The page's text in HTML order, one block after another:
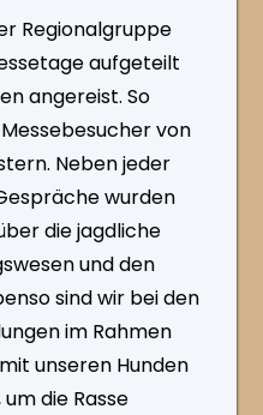
Regionalgruppe
aufgeteilt
angereist. So
von
Neben jeder
wurden
die jagdliche
und den
sind wir bei den
im Rahmen
unseren Hunden
um die Rasse